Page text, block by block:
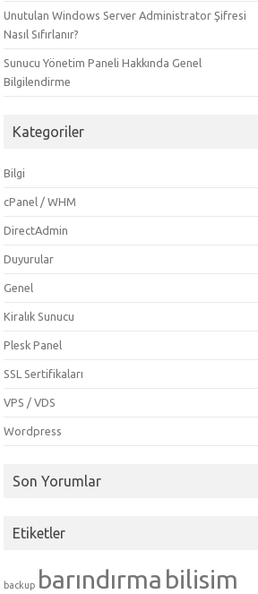
Unutulan Windows Server Administrator Şifresi
Nasıl Sıfırlanır?
Sunucu Yönetim Paneli Hakkında Genel
Bilgilendirme
Kategoriler
Bilgi
cPanel / WHM
DirectAdmin
Duyurular
Genel
Kiralık Sunucu
Plesk Panel
SSL Sertifikaları
VPS / VDS
Wordpress
Son Yorumlar
Etiketler
backup barındırma bilisim